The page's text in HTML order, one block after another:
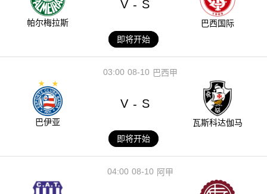
帕尔梅拉斯
V - S
巴西国际
即将开始
08-10
03:00 巴西甲
巴伊亚
V - S
瓦斯科达伽马
即将开始
08-10
04:00 阿甲